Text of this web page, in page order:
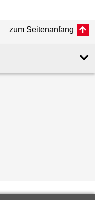
zum Seitenanfang